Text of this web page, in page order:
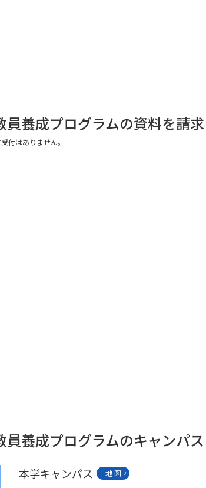
員養成プログラムの資料を請求
付はありません。
員養成プログラムのキャンパス
本学キャンパス 地 図